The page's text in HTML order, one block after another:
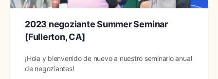
2023 negoziante Summer Seminar
[Fullerton, CA]
¡Hola y bienvenido de nuevo a nuestro seminario anual
de negoziantes!